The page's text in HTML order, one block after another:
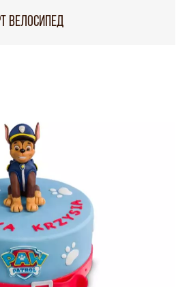
ВЕЛОСИПЕД